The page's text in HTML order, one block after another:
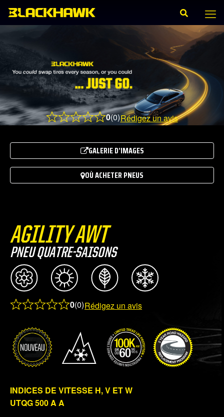
AGILITY AWT
PNEU QUATRE-SAISONS
Rated
out
of
5
0(0)Rédigez un avis
INDICES DE VITESSE H, V ET W
UTQG 500 A A
Rated
out
of
0(0)Rédigez un avis
GALERIE D’IMAGES
OÙ ACHETER PNEUS